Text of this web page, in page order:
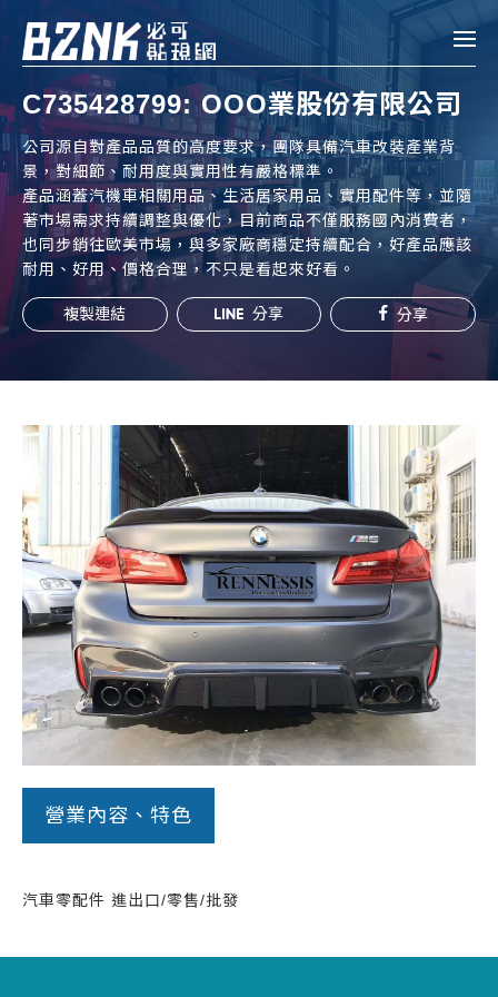
Bznk 必可貼現網
帳款轉讓
投資
申貸
企業融資
房屋副擔保融資
常見問題
帳款轉讓
企業專案融資
房屋副擔保融資
平台操作
平台介紹
註冊 登入
C735428799: OOO業股份有限公司
公司源自對產品品質的高度要求，團隊具備汽車改裝產業背
景，對細節、耐用度與實用性有嚴格標準。
產品涵蓋汽機車相關用品、生活居家用品、實用配件等，並隨
著市場需求持續調整與優化，目前商品不僅服務國內消費者，
也同步銷往歐美市場，與多家廠商穩定持續配合，好產品應該
耐用、好用、價格合理，不只是看起來好看。
複製連結 分享 分享
營業內容、特色
汽車零配件 進出口/零售/批發